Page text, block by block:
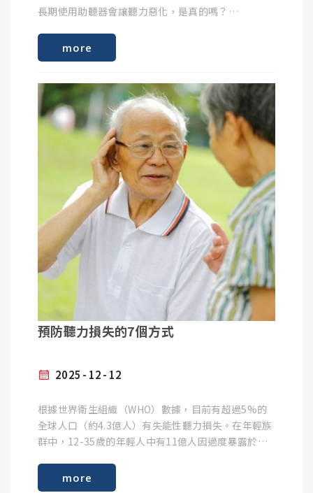
若您有以上困擾，提醒您建議尋求專業人員進行完整
能有良好的生活及聆聽品質。
中階型助聽器(12~16頻)
適用對象/情境 : 辦公室、小型聚會、戶外散步
高階型助聽器(20頻以上)
適用對象/情境 : 餐廳、會議、嘈雜市場、音樂廳
特點 : 極精細的聲音還原，能處理複雜的環境音如餐
廳、大型會議等，辨識語音效果最佳。適合陡降型、
或是各頻率差異很大的聽力圖。
如何選擇適合你的頻道數？
選擇頻道數時，建議考量以下兩點：
聽力），會需要較多頻道來做精細調整。
道的機型能幫你聽得更輕鬆；若生活單純，中低頻道
通常足夠使用。
頌聆助聽器提供助聽器試聽服務，滿意再購買
帶上乾燥盒或電子乾燥機。長途飛行後，耳朵產生的
濕氣或目的地國家的濕度，都可能影響助聽器效能。
飛行中可能遇到的情況 :
在飛機上升和下降時，氣壓急劇變化，當您感到耳壓
不適時，可以暫時取下助聽器，進行吞嚥、嚼口香糖
或進行瓦氏動作（捏鼻吹氣）來平衡壓力。待耳壓穩
定後再戴回。
2. 讓人疲勞的飛機引擎的低頻轟鳴聲（約 80-85 分
許多助聽器皆有降噪模式，您可以嘗試開啟此功能，
降低噪音困擾，或是減低助聽器音量。建議不要完全
關機，因為您需要隨時接收機長或空服員的重要廣播
（如遇湍流、餐飲服務或緊急狀況）。
3. 預防遺失
飛機座位狹窄，睡覺時助聽器若掉進座椅縫隙會非常
難找。建議在航行中使用助聽器夾（防丟繩），一頭
抵達目的地
長期使用助聽器會讓聽力惡化，是真的嗎？
為懼怕長時間配戴助聽器會造成聽力受損，而遲遲不
敢配戴，建議民眾只要一發現聽力退化，就應該配戴
助聽器，才能避免聽覺中樞退化。
助聽器主要是用來協助無法藉助手術或藥物治療的聽
障人士，每位聽障朋友的聽力受損情況都不盡相同，
建議須經醫師仔細評估，了解兩側耳朵的聽力狀況。
並根據聽力檢查結果以及耳朵形狀，選配一個適合的
專屬助聽器，再由聽力師精確的調整助聽器，同時指
導正確的使用方式，確保聽力的品質。
食藥署提醒，使用助聽器遵循以下3步驟，可以讓助聽
器隨時維持在最佳狀態：
⓵ 適時保養
由於助聽器需塞入外耳道，可能會發生因耳垢，而堵
塞助聽器的聲音輸出口或排氣孔，因此建議每日清
more
12
12
2025
預防聽力損失的7個方式
根據世界衛生組織（WHO）數據，目前有超過5%的
全球人口（約4.3億人）有失能性聽力損失。在年輕族
群中，12-35歲的年輕人中有11億人因過度暴露於響
超過25%受聽損影響。
預防聽力損失是維護健康和生活品質的關鍵。大多數
more